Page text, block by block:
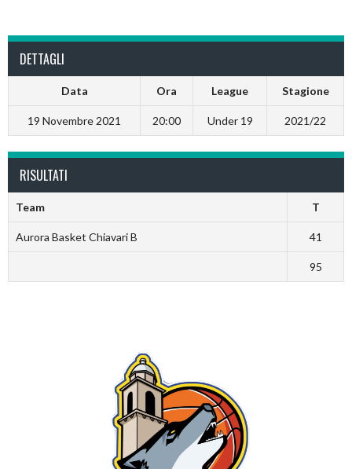
DETTAGLI
Data Ora League Stagione
19 Novembre 2021 20:00 Under 19 2021/22
RISULTATI
Team T
Aurora Basket Chiavari B 41
95